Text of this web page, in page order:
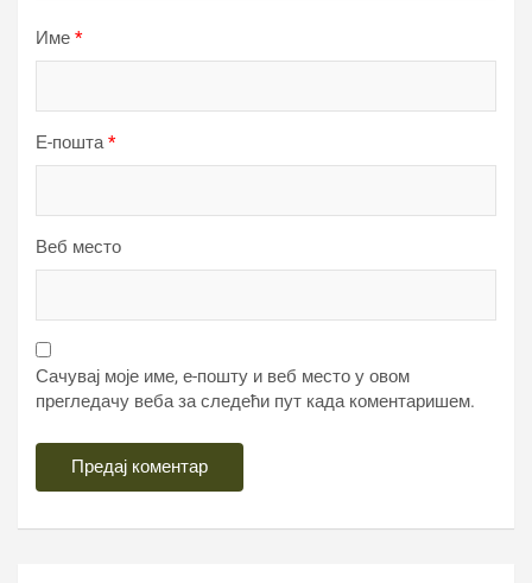
Име *
Е-пошта*
Веб место
Сачувај моје име, е-пошту и веб место у овом
прегледачу веба за следећи пут када коментаришем.